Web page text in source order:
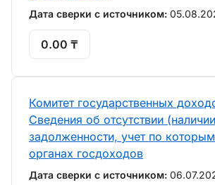
Дата сверки с источником:
0.00 ₸
Комитет государственных
Сведения об отсутствии
задолженности, учет по
органах госдоходов
Дата сверки с источником: